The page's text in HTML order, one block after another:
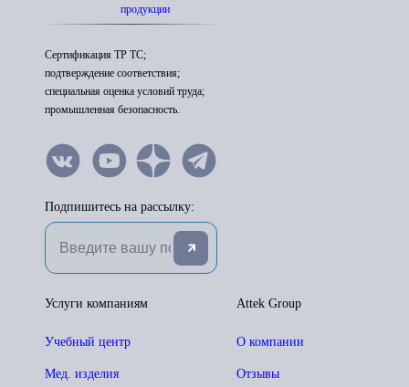
продукции
Сертификация ТР ТС;
подтверждение соответствия;
специальная оценка условий труда;
промышленная безопасность.
Подпишитесь на рассылку:
Attek Group
О компании
Отзывы
Услуги компаниям
Учебный центр
Мед. изделия